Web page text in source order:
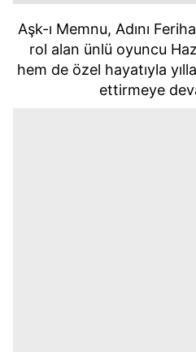
Aşk-ı Memnu, Adını
rol alan ünlü oyuncu
hem de özel hayatıyla
ettirmeye